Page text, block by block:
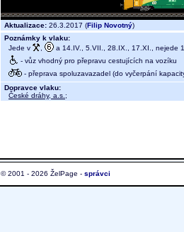
Aktualizace: 26.3.2017 (Filip Novotný)
Poznámky k vlaku:
Jede v
a 14.IV., 5.VII., 28.IX., 17.XI., nejede
- vůz vhodný pro přepravu cestujících na vozíku
- přeprava spoluzavazadel (do vyčerpání
Dopravce vlaku:
České dráhy, a.s. ;
© 2001 - 2026 ŽelPage - správci